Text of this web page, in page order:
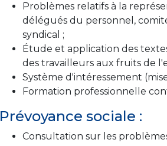
Problèmes relatifs à la
délégués du personnel,
syndical ;
Étude et application des
des travailleurs aux fruits de
Système d'intéressement
Formation professionnelle
Prévoyance sociale :
Consultation sur les